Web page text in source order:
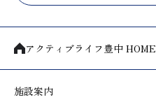
アクティブライフ豊中 HOME
施設案内